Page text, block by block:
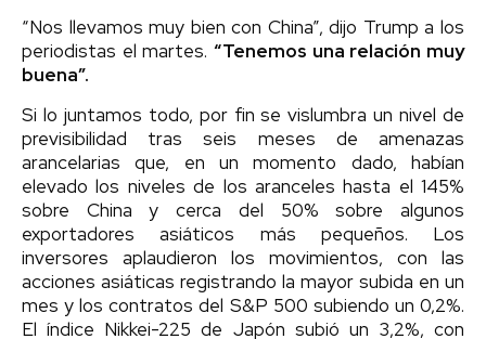
“Nos llevamos muy bien con China”, dijo Trump a los
periodistas el martes. “Tenemos una relación muy
buena”.
Si lo juntamos todo, por fin se vislumbra un nivel de
previsibilidad tras seis meses de amenazas
arancelarias que, en un momento dado, habían
elevado los niveles de los aranceles hasta el 145%
sobre China y cerca del 50% sobre algunos
exportadores asiáticos más pequeños. Los
inversores aplaudieron los movimientos, con las
acciones asiáticas registrando la mayor subida en un
mes y los contratos del S&P 500 subiendo un 0,2%.
El índice Nikkei-225 de Japón subió un 3,2%, con